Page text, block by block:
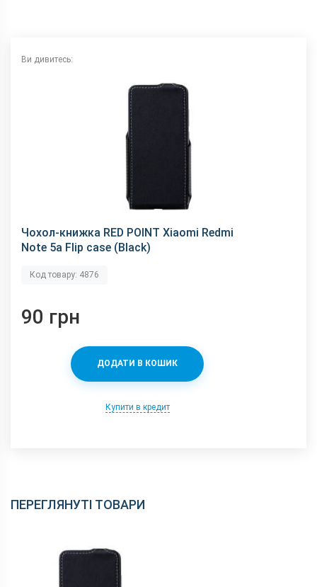
Ви дивитесь:
Чохол-книжка RED POINT Xiaomi Redmi
Note 5a Flip case (Black)
Код товару: 4876
90 грн
ДОДАТИ В КОШИК
Купити в кредит
ПЕРЕГЛЯНУТІ ТОВАРИ